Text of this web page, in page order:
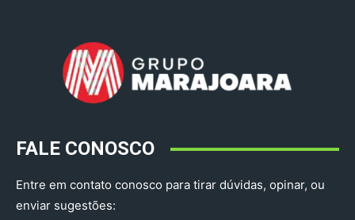
FALE CONOSCO
Entre em contato conosco para tirar dúvidas, opinar, ou
enviar sugestões: